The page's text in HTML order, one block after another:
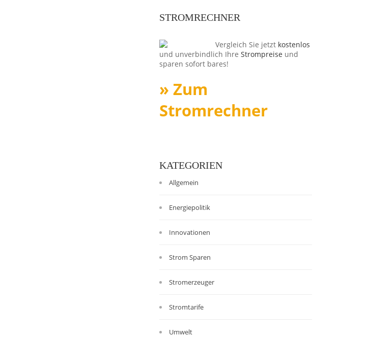
STROMRECHNER
Vergleich Sie jetzt kostenlos
und unverbindlich Ihre Strompreise und
sparen sofort bares!
» Zum
Stromrechner
KATEGORIEN
Allgemein
Energiepolitik
Innovationen
Strom Sparen
Stromerzeuger
Stromtarife
Umwelt